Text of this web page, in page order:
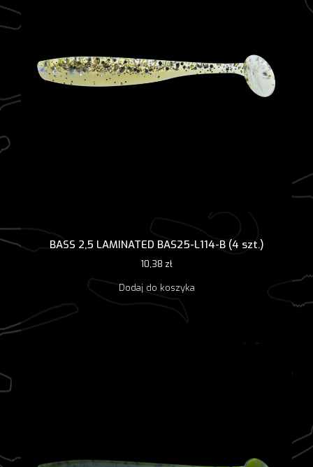
BASS 2,5 LAMINATED BAS25-L114-B (4 szt.)
10,38 zł
Dodaj do koszyka